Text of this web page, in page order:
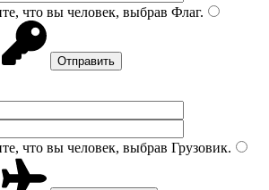
что вы человек, выбрав Флаг.
что вы человек, выбрав Грузовик.